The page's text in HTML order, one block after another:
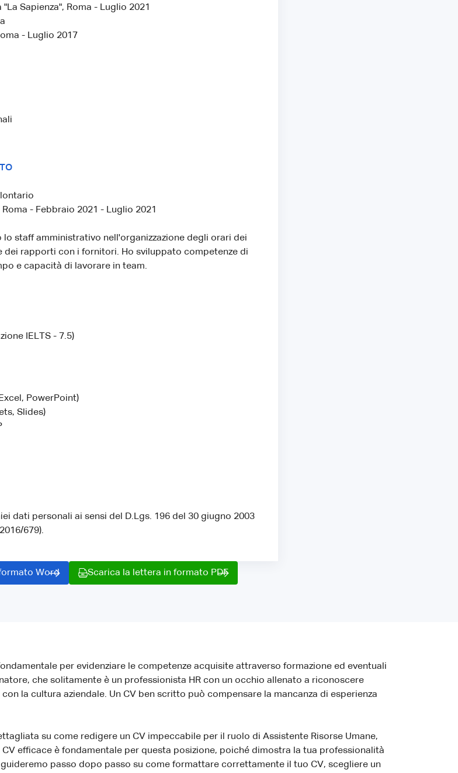
Sapienza", Roma - Luglio 2021
- Luglio 2017
- Febbraio 2021 - Luglio 2021
lo staff amministrativo nell'organizzazione degli orari dei
dei rapporti con i fornitori. Ho sviluppato competenze di
e capacità di lavorare in team.
IELTS - 7.5)
PowerPoint)
Slides)
dati personali ai sensi del D.Lgs. 196 del 30 giugno 2003
679).
Word Scarica la lettera in formato PDF
per evidenziare le competenze acquisite attraverso formazione ed eventuali
che solitamente è un professionista HR con un occhio allenato a riconoscere
la cultura aziendale. Un CV ben scritto può compensare la mancanza di esperienza
su come redigere un CV impeccabile per il ruolo di Assistente Risorse Umane,
efficace è fondamentale per questa posizione, poiché dimostra la tua professionalità
passo dopo passo su come formattare correttamente il tuo CV, scegliere un